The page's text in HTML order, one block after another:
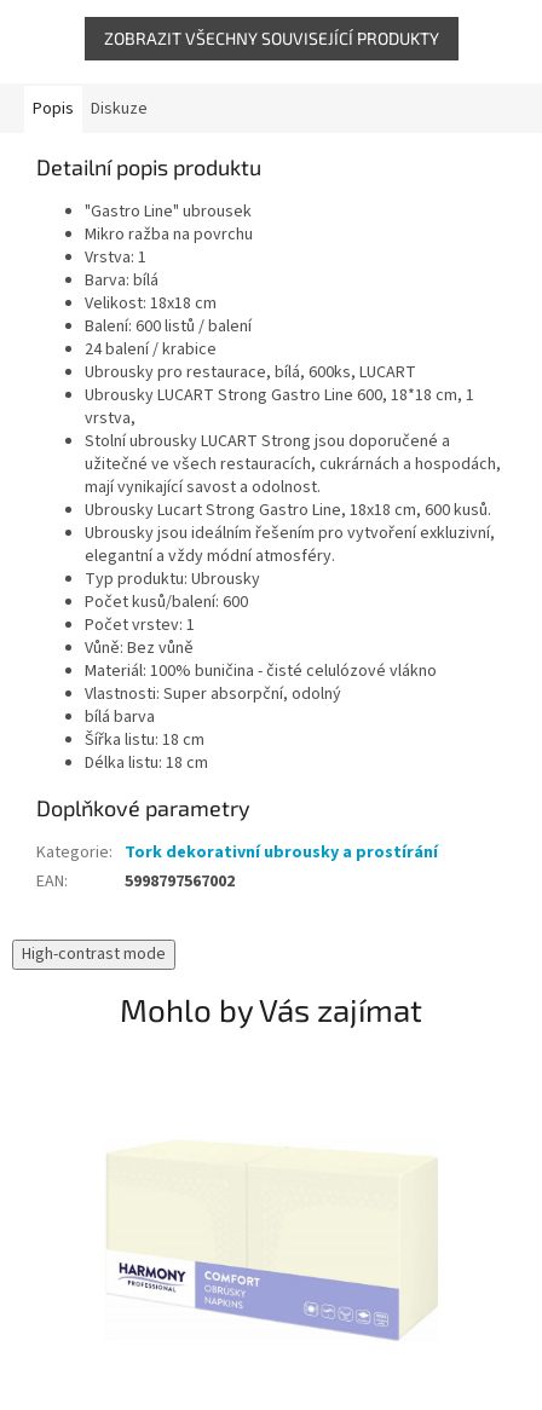
ZOBRAZIT VŠECHNY SOUVISEJÍCÍ PRODUKTY
Popis Diskuze
Detailní popis produktu
"Gastro Line" ubrousek
Mikro ražba na povrchu
Vrstva: 1
Barva: bílá
Velikost: 18x18 cm
Balení: 600 listů / balení
24 balení / krabice
Ubrousky pro restaurace, bílá, 600ks, LUCART
Ubrousky LUCART Strong Gastro Line 600, 18*18 cm, 1
vrstva,
Stolní ubrousky LUCART Strong jsou doporučené a
užitečné ve všech restauracích, cukrárnách a hospodách,
mají vynikající savost a odolnost.
Ubrousky Lucart Strong Gastro Line, 18x18 cm, 600 kusů.
Ubrousky jsou ideálním řešením pro vytvoření exkluzivní,
elegantní a vždy módní atmosféry.
Typ produktu: Ubrousky
Počet kusů/balení: 600
Počet vrstev: 1
Vůně: Bez vůně
Materiál: 100% buničina - čisté celulózové vlákno
Vlastnosti: Super absorpční, odolný
bílá barva
Šířka listu: 18 cm
Délka listu: 18 cm
Doplňkové parametry
Kategorie: Tork dekorativní ubrousky a prostírání
EAN: 5998797567002
High-contrast mode
Mohlo by Vás zajímat